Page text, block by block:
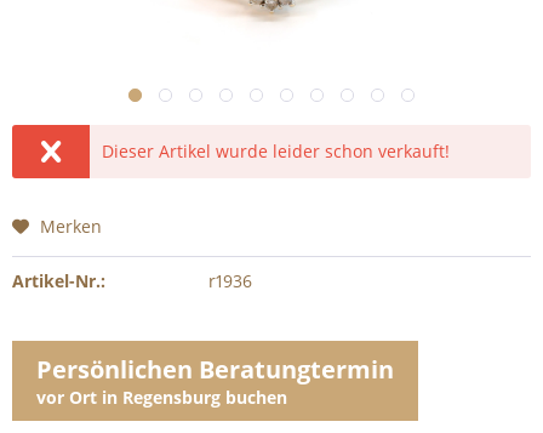
Dieser Artikel wurde leider schon verkauft!
Merken
Artikel-Nr.: r1936
Persönlichen Beratungtermin
vor Ort in Regensburg buchen